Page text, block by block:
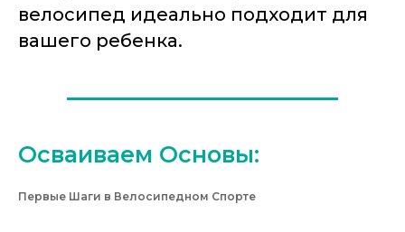
велосипед идеально подходит для
вашего ребенка.
Осваиваем Основы:
Первые Шаги в Велосипедном Спорте